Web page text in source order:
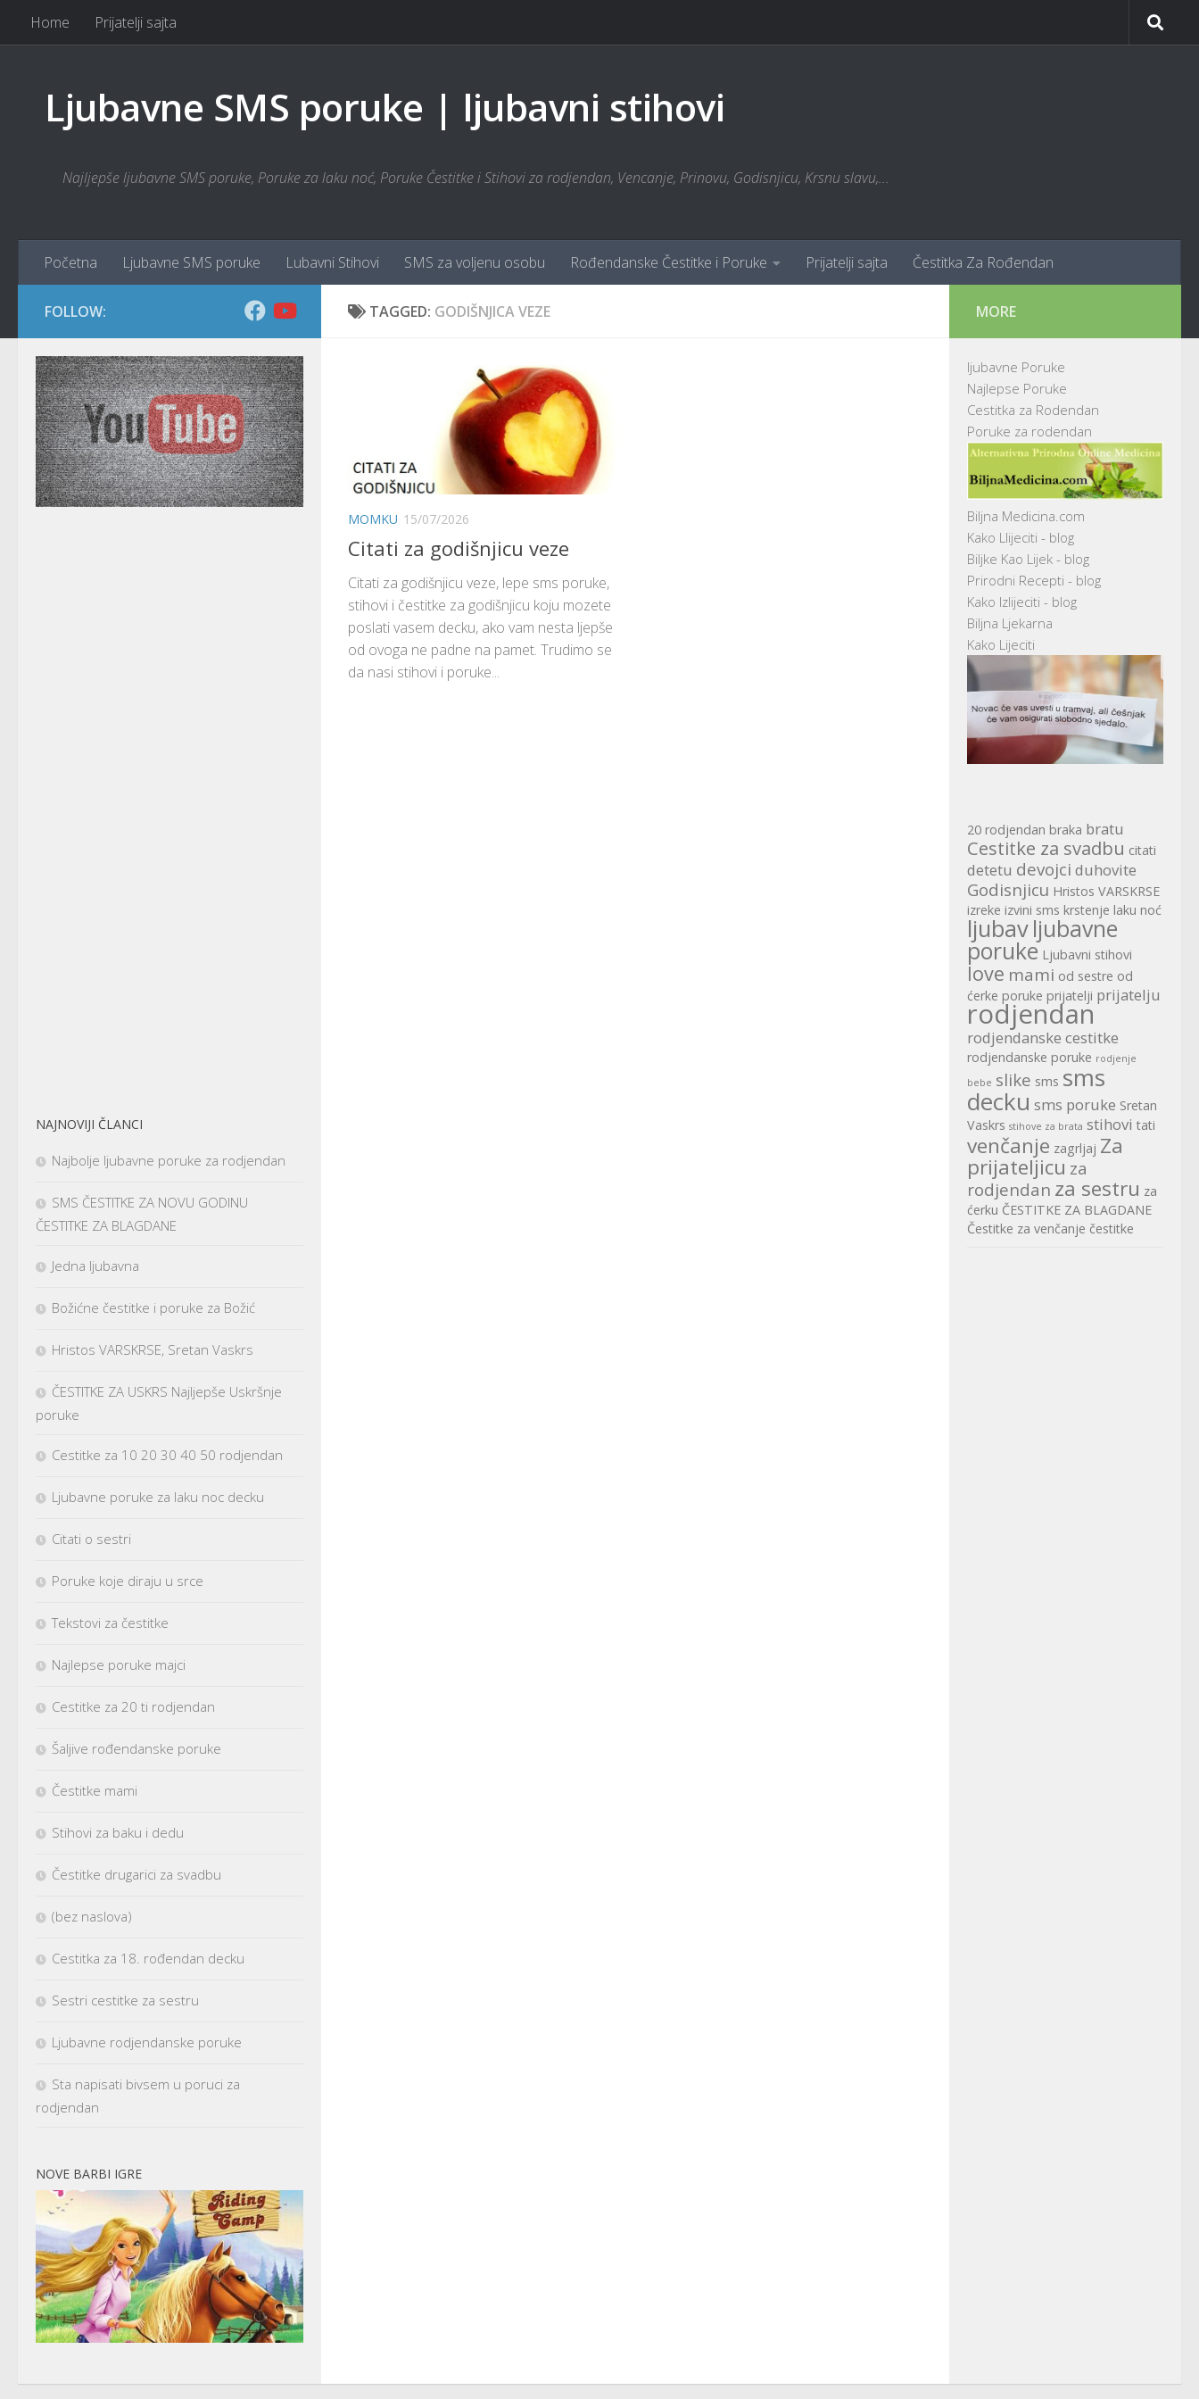
Skip to content
Home Prijatelji sajta
Ljubavne SMS poruke | ljubavni stihovi
Najljepše ljubavne SMS poruke, Poruke za laku noć, Poruke Čestitke i Stihovi za rodjendan, Vencanje, Prinovu, Godisnjicu, Krsnu slavu,...
Početna Ljubavne SMS poruke Lubavni Stihovi SMS za voljenu osobu Rođendanske Čestitke i Poruke Prijatelji sajta Čestitka Za Rođendan
TAGGED: GODIŠNJICA VEZE
MOMKU 15/07/2026
Citati za godišnjicu veze
Citati za godišnjicu veze, lepe sms poruke,
stihovi i čestitke za godišnjicu koju mozete
poslati vasem decku, ako vam nesta ljepše
od ovoga ne padne na pamet. Trudimo se
da nasi stihovi i poruke...
FOLLOW:
NAJNOVIJI ČLANCI
Najbolje ljubavne poruke za rodjendan
SMS ČESTITKE ZA NOVU GODINU
ČESTITKE ZA BLAGDANE
Jedna ljubavna
Božićne čestitke i poruke za Božić
Hristos VARSKRSE, Sretan Vaskrs
ČESTITKE ZA USKRS Najljepše Uskršnje
poruke
Cestitke za 10 20 30 40 50 rodjendan
Ljubavne poruke za laku noc decku
Citati o sestri
Poruke koje diraju u srce
Tekstovi za čestitke
Najlepse poruke majci
Cestitke za 20 ti rodjendan
Šaljive rođendanske poruke
Čestitke mami
Stihovi za baku i dedu
Čestitke drugarici za svadbu
(bez naslova)
Cestitka za 18. rođendan decku
Sestri cestitke za sestru
Ljubavne rodjendanske poruke
Sta napisati bivsem u poruci za
rodjendan
NOVE BARBI IGRE
MORE
ljubavne Poruke
Najlepse Poruke
Cestitka za Rodendan
Poruke za rodendan
Biljna Medicina.com
Kako Llijeciti - blog
Biljke Kao Lijek - blog
Prirodni Recepti - blog
Kako Izlijeciti - blog
Biljna Ljekarna
Kako Lijeciti
20 rodjendan braka bratu
Cestitke za svadbu citati
detetu devojci duhovite
Godisnjicu Hristos VARSKRSE
izreke izvini sms krstenje laku noć
ljubavljubavne
poruke Ljubavni stihovi
love mami od sestre od
ćerke poruke prijatelji prijatelju
rodjendan
rodjendanske cestitke
rodjendanske poruke rodjenje
bebe slike sms sms
decku sms poruke Sretan
Vaskrs stihove za brata stihovi tati
venčanje zagrljaj Za
prijateljicu za
rodjendan za sestru za
ćerku ČESTITKE ZA BLAGDANE
Čestitke za venčanje čestitke